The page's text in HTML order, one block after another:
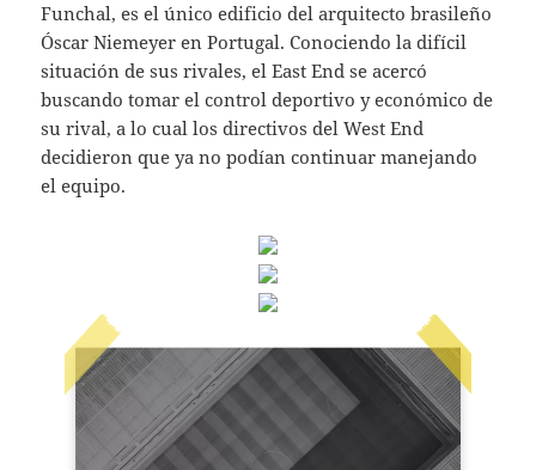
Funchal, es el único edificio del arquitecto brasileño
Óscar Niemeyer en Portugal. Conociendo la difícil
situación de sus rivales, el East End se acercó
buscando tomar el control deportivo y económico de
su rival, a lo cual los directivos del West End
decidieron que ya no podían continuar manejando
el equipo.